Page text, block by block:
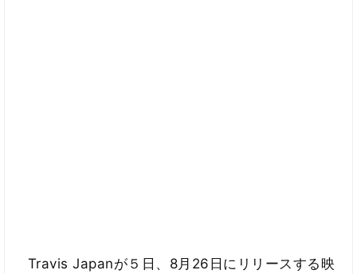
Travis Japanが５日、8月26日にリリースする映